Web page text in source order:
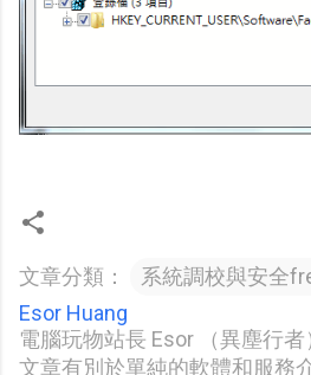
文章分類：
系統調校與安全
Esor Huang
電腦玩物站長 Esor （異塵行
文章有別於單純的軟體和服務